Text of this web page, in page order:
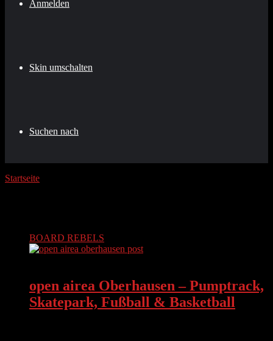
Anmelden
Skin umschalten
Suchen nach
Startseite
BOARD REBELS
open airea Oberhausen – Pumptrack,
Skatepark, Fußball & Basketball